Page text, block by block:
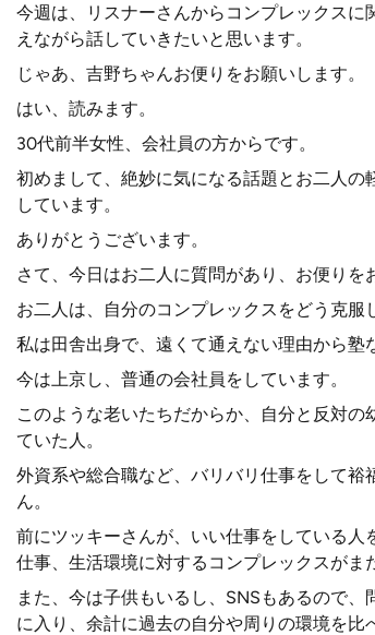
今週は、リスナーさんからコンプレックス
えながら話していきたいと思います。
じゃあ、吉野ちゃんお便りをお願いします。
はい、読みます。
30代前半女性、会社員の方からです。
初めまして、絶妙に気になる話題とお二人
しています。
ありがとうございます。
さて、今日はお二人に質問があり、お便りを
お二人は、自分のコンプレックスをどう克服
私は田舎出身で、遠くて通えない理由から塾
今は上京し、普通の会社員をしています。
このような老いたちだからか、自分と反対
ていた人。
外資系や総合職など、バリバリ仕事をして
ん。
前にツッキーさんが、いい仕事をしている
仕事、生活環境に対するコンプレックスがま
また、今は子供もいるし、SNSもあるので
に入り、余計に過去の自分や周りの環境を比